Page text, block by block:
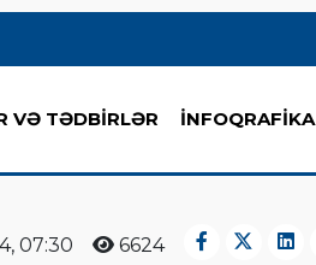
VƏ TƏDBİRLƏR İNFOQRAFİKA
07:30 6624